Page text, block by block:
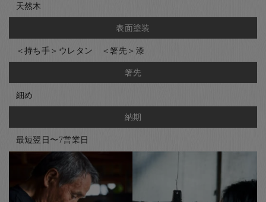
天然木
表面塗装
＜持ち手＞ウレタン ＜箸先＞漆
箸先
細め
納期
最短翌日〜7営業日